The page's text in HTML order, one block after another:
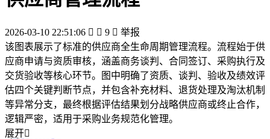
2026-03-10 22:51:06   9  举报
该图表展示了标准的供应商全生命周期管理流程。流程始于供
应商申请与资质审核，涵盖商务谈判、合同签订、采购执行及
交货验收等核心环节。图中明确了资质、谈判、验收及绩效评
估四个关键判断节点，并包含补充材料、退货处理及淘汰机制
等异常分支，最终根据评估结果划分战略供应商或终止合作，
逻辑严密，适用于采购业务规范化管理。
展开